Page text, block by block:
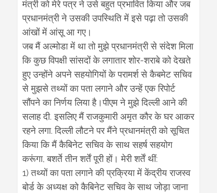
मंत्री को मेरे पत्र ने उसे बहुत प्रभावित किया और जब
प्रधानमंत्री ने उसकी उपस्थिति में इसे पढ़ा तो उसकी
आंखों में आंसू आ गए।
जब मैं अल्मोडा में था तो मुझे प्रधानमंत्री से संदेश मिला
कि कुछ विपक्षी सांसदों के लगातार शोर-शराबे को देखते
हुए उन्होंने अपने सहयोगियों के परामर्श से कैबमेट सचिव
से मुझसे तथ्यों का पता लगाने और उन्हें एक रिपोर्ट
सौंपने का निर्णय लिया है।पीएम ने मुझे दिल्ली आने की
सलाह दी.इसलिए मैं राजकुमारी अमृत कौर के घर आकर
रहने लगा. दिल्ली लौटने पर मैंने प्रधानमंत्री को सूचित
किया कि मैं कैबिनेट सचिव के साथ सहर्ष सहयोग
करूंगा,बशर्ते तीन शर्तें पूरी हों। मेरी शर्तें थीं:
1)तथ्यों का पता लगाने की प्रक्रिया में केंद्रीय राजस्व
बोर्ड के अध्यक्ष को कैबिनेट सचिव के साथ जोड़ा जाना